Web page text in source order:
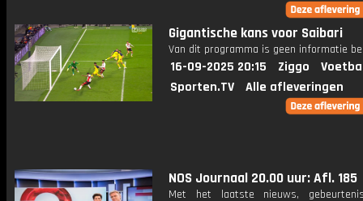
Gigantische kans voor Saibari
Van dit programma is geen informatie
16-09-2025 20:15 Ziggo
Sporten.TV
Alle afleveringen
NOS Journaal 20.00 uur: Afl. 185
Met het laatste nieuws,